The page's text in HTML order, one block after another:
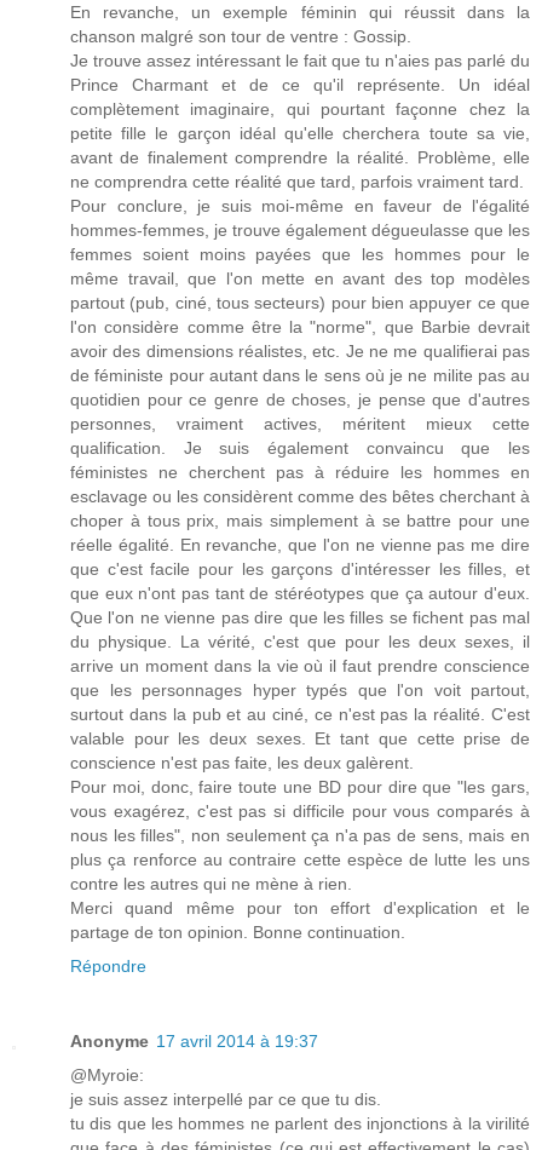
En revanche, un exemple féminin qui réussit dans la
chanson malgré son tour de ventre : Gossip.
Je trouve assez intéressant le fait que tu n'aies pas parlé du
Prince Charmant et de ce qu'il représente. Un idéal
complètement imaginaire, qui pourtant façonne chez la
petite fille le garçon idéal qu'elle cherchera toute sa vie,
avant de finalement comprendre la réalité. Problème, elle
ne comprendra cette réalité que tard, parfois vraiment tard.
Pour conclure, je suis moi-même en faveur de l'égalité
hommes-femmes, je trouve également dégueulasse que les
femmes soient moins payées que les hommes pour le
même travail, que l'on mette en avant des top modèles
partout (pub, ciné, tous secteurs) pour bien appuyer ce que
l'on considère comme être la "norme", que Barbie devrait
avoir des dimensions réalistes, etc. Je ne me qualifierai pas
de féministe pour autant dans le sens où je ne milite pas au
quotidien pour ce genre de choses, je pense que d'autres
personnes, vraiment actives, méritent mieux cette
qualification. Je suis également convaincu que les
féministes ne cherchent pas à réduire les hommes en
esclavage ou les considèrent comme des bêtes cherchant à
choper à tous prix, mais simplement à se battre pour une
réelle égalité. En revanche, que l'on ne vienne pas me dire
que c'est facile pour les garçons d'intéresser les filles, et
que eux n'ont pas tant de stéréotypes que ça autour d'eux.
Que l'on ne vienne pas dire que les filles se fichent pas mal
du physique. La vérité, c'est que pour les deux sexes, il
arrive un moment dans la vie où il faut prendre conscience
que les personnages hyper typés que l'on voit partout,
surtout dans la pub et au ciné, ce n'est pas la réalité. C'est
valable pour les deux sexes. Et tant que cette prise de
conscience n'est pas faite, les deux galèrent.
Pour moi, donc, faire toute une BD pour dire que "les gars,
vous exagérez, c'est pas si difficile pour vous comparés à
nous les filles", non seulement ça n'a pas de sens, mais en
plus ça renforce au contraire cette espèce de lutte les uns
contre les autres qui ne mène à rien.
Merci quand même pour ton effort d'explication et le
partage de ton opinion. Bonne continuation.
Répondre
Anonyme 17 avril 2014 à 19:37
@Myroie:
je suis assez interpellé par ce que tu dis.
tu dis que les hommes ne parlent des injonctions à la virilité